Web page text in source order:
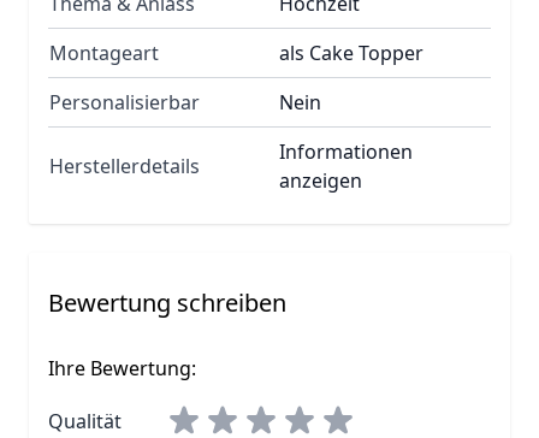
Montageart
als Cake Topper
Personalisierbar
Nein
Herstellerdetails
Informationen
anzeigen
Bewertung schreiben
Ihre Bewertung:
Qualität